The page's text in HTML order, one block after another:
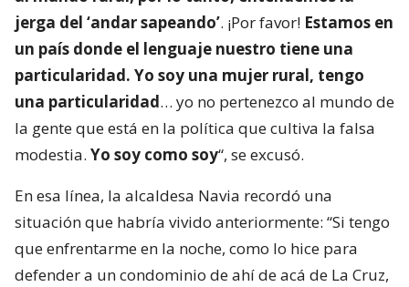
jerga del ‘andar sapeando’. ¡Por favor! Estamos en
un país donde el lenguaje nuestro tiene una
particularidad. Yo soy una mujer rural, tengo
una particularidad… yo no pertenezco al mundo de
la gente que está en la política que cultiva la falsa
modestia. Yo soy como soy“, se excusó.
En esa línea, la alcaldesa Navia recordó una
situación que habría vivido anteriormente: “Si tengo
que enfrentarme en la noche, como lo hice para
defender a un condominio de ahí de acá de La Cruz,